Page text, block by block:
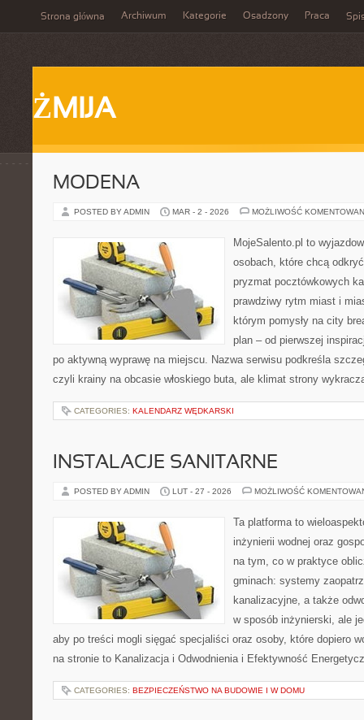
Strona główna Archiwum Kategorie Osadzony Praca
ŻMIJA
MODENA
POSTED BY ADMIN MAR - 2 - 2026 MOŻLIWOŚĆ
MojeSalento.pl to
osobach, które chcą
pryzmat pocztówkowych
prawdziwy rytm miast i
którym pomysły na city
plan – od pierwszej
po aktywną wyprawę na miejscu. Nazwa serwisu podkreśla
czyli krainy na obcasie włoskiego buta, ale klimat strony
CATEGORIES: KALENDARZ WĘDKARSKI
INSTALACJE SANITARNE
POSTED BY ADMIN LUT - 27 - 2026 MOŻLIWOŚĆ
Ta platforma to
inżynierii wodnej oraz
na tym, co w praktyce
gminach: systemy
kanalizacyjne, a także
w sposób inżynierski, ale
aby po treści mogli sięgać specjaliści oraz osoby, które dopiero
na stronie to Kanalizacja i Odwodnienia i Efektywność
CATEGORIES: BEZPIECZEŃSTWO NA BUDOWIE I W DOMU